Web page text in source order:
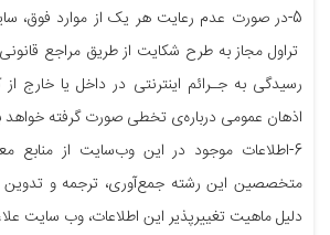
5-در صورت عدم رعایت هر یک از موارد فوق،
تراول مجاز به طرح شکایت از طریق مراجع
رسیدگی به جـرائم اینترنتی در داخل یا خارج
اذهان عمومی درباره‌ی تخطی صورت گرفته خواهد
6-اطلاعات موجود در این وب‌سایت از منابع
متخصصین این رشته جمع‌آوری، ترجمه و تدوین
دلیل ماهیت تغییرپذیر این اطلاعات، وب ‌سایت